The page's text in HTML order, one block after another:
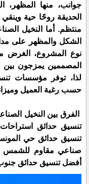
جوانب، منها المظهر،
الحديقة روحًا حية
منتظم. أما النخيل
الشكل والمظهر على
نوع المشروع، الغرض
المصممين يمزجون
لذا، توفر مؤسسات
حسب رغبة العميل
الفرق بين النخيل
تنسيق حدائق
تنسيق حدائق حي
صناعي مقاوم للشمس
أفضل تنسيق حدائق